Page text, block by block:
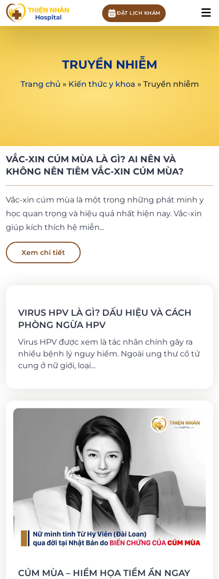
ĐẶT LỊCH KHÁM
TRUYỀN NHIỄM
Trang chủ » Kiến thức y khoa » Truyền nhiễm
VẮC-XIN CÚM MÙA LÀ GÌ? AI NÊN VÀ
KHÔNG NÊN TIÊM VẮC-XIN CÚM MÙA?
Vắc-xin cúm mùa là một trong những phát minh y
học quan trọng và hiệu quả nhất hiện nay. Vắc-xin
giúp kích thích hệ miễn...
Xem chi tiết
VIRUS HPV LÀ GÌ? DẤU HIỆU VÀ CÁCH
PHÒNG NGỪA HPV
Virus HPV được xem là tác nhân chính gây ra
nhiều bệnh lý nguy hiểm. Ngoài ung thư cổ tử
cung ở nữ giới, loại...
CÚM MÙA – HIỂM HỌA TIỀM ẨN NGAY